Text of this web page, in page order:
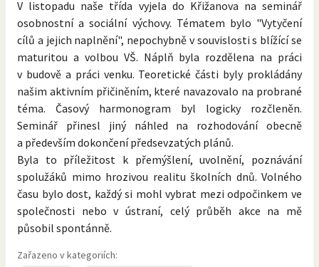
V listopadu naše třída vyjela do Křižanova na seminář
osobnostní a sociální výchovy. Tématem bylo "Vytyčení
cílů a jejich naplnění", nepochybně v souvislosti s blížící se
maturitou a volbou VŠ. Náplň byla rozdělena na práci
v budově a práci venku. Teoretické části byly prokládány
našim aktivním přičiněním, které navazovalo na probrané
téma. Časový harmonogram byl logicky rozčleněn.
Seminář přinesl jiný náhled na rozhodování obecně
a především dokončení předsevzatých plánů.
Byla to příležitost k přemýšlení, uvolnění, poznávání
spolužáků mimo hrozivou realitu školních dnů. Volného
času bylo dost, každý si mohl vybrat mezi odpočinkem ve
společnosti nebo v ústraní, celý průběh akce na mě
působil spontánně.
Zařazeno v kategoriích: